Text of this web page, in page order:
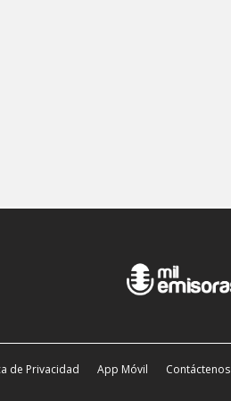
de Privacidad App Móvil Contáctenos